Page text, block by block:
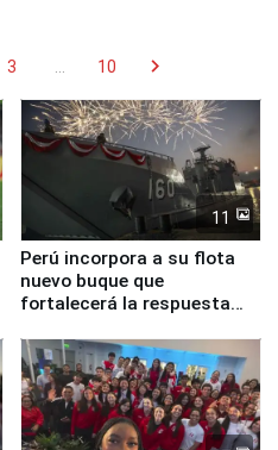
3 10 chevron_right
11
Perú incorpora a su flota
nuevo buque que
fortalecerá la respuesta